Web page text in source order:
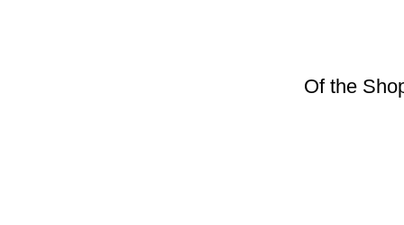
Of the